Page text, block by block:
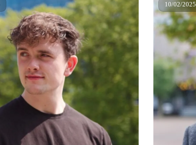
10/02/2025